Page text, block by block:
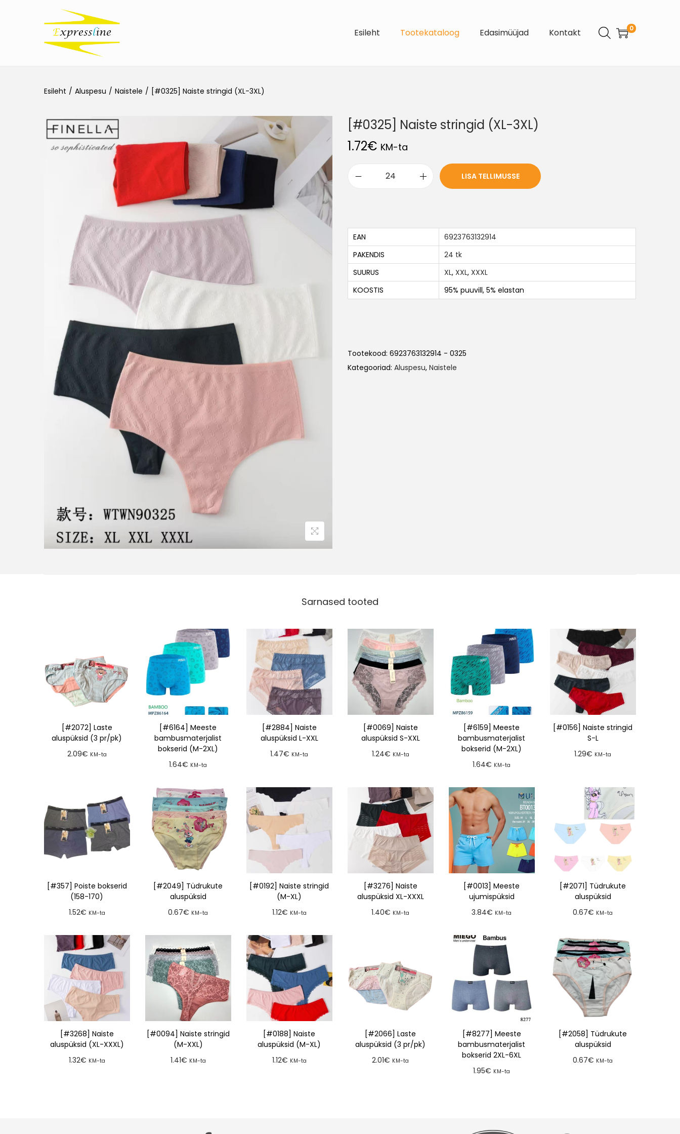
Esileht Tootekataloog Edasimüüjad Kontakt 0
Esileht / Aluspesu / Naistele / [#0325] Naiste stringid (XL-3XL)
[#0325] Naiste stringid (XL-3XL)
1.72€ KM-ta
LISA TELLIMUSSE
EAN
6923763132914
PAKENDIS
24 tk
SUURUS
XL, XXL, XXXL
KOOSTIS
95% puuvill, 5% elastan
Tootekood: 6923763132914 - 0325
Kategooriad: Aluspesu, Naistele
Sarnased tooted
[#2072] Laste
aluspüksid (3 pr/pk)
2.09€ KM-ta
[#6164] Meeste
bambusmaterjalist
bokserid (M-2XL)
1.64€ KM-ta
[#2884] Naiste
aluspüksid L-XXL
1.47€ KM-ta
[#0069] Naiste
aluspüksid S-XXL
1.24€ KM-ta
[#6159] Meeste
bambusmaterjalist
bokserid (M-2XL)
1.64€ KM-ta
[#0156] Naiste stringid
S-L
1.29€ KM-ta
[#357] Poiste bokserid
(158-170)
1.52€ KM-ta
[#2049] Tüdrukute
aluspüksid
0.67€ KM-ta
[#0192] Naiste stringid
(M-XL)
1.12€ KM-ta
[#3276] Naiste
aluspüksid XL-XXXL
1.40€ KM-ta
[#0013] Meeste
ujumispüksid
3.84€ KM-ta
[#2071] Tüdrukute
aluspüksid
0.67€ KM-ta
[#3268] Naiste
aluspüksid (XL-XXXL)
1.32€ KM-ta
[#0094] Naiste stringid
(M-XXL)
1.41€ KM-ta
[#0188] Naiste
aluspüksid (M-XL)
1.12€ KM-ta
[#2066] Laste
aluspüksid (3 pr/pk)
2.01€ KM-ta
[#8277] Meeste
bambusmaterjalist
bokserid 2XL-6XL
1.95€ KM-ta
[#2058] Tüdrukute
aluspüksid
0.67€ KM-ta